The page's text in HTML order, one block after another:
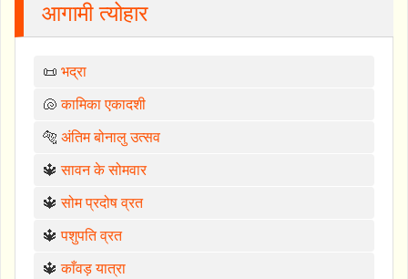
आगामी त्योहार
📜 भद्रा
🐚कामिका एकादशी
🐅 अंतिम बोनालु उत्सव
🔱सावन के सोमवार
🔱सोम प्रदोष व्रत
🔱पशुपति व्रत
🔱काँवड़ यात्रा